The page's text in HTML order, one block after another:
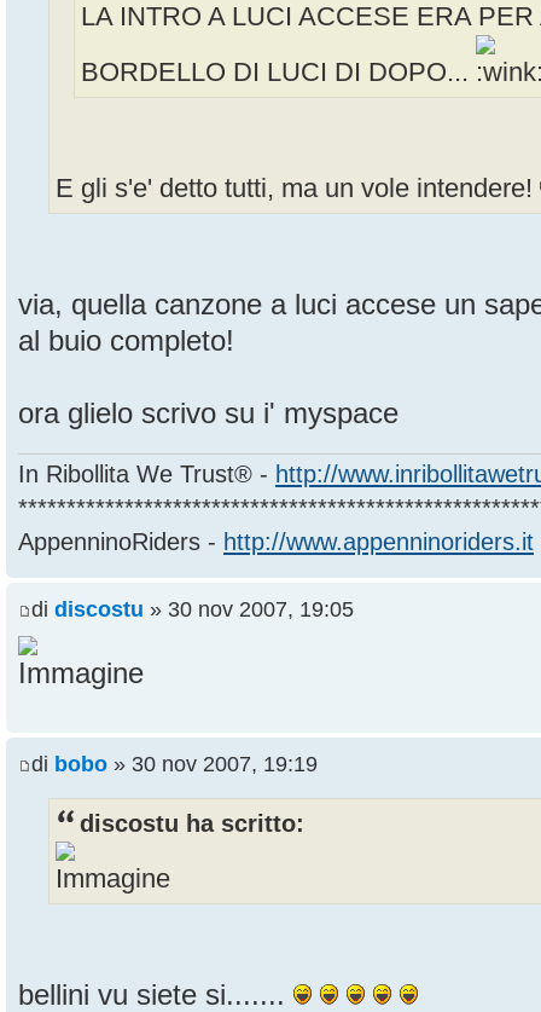
LA INTRO A LUCI ACCESE ERA
BORDELLO DI LUCI DI DOPO...
E gli s'e' detto tutti, ma un vole intendere!
via, quella canzone a luci accese un
al buio completo!
ora glielo scrivo su i' myspace
In Ribollita We Trust® - http://
AppenninoRiders - http://www.appenninoriders.it
di discostu » 30 nov 2007, 19:05
di bobo » 30 nov 2007, 19:19
discostu ha scritto:
bellini vu siete si.......